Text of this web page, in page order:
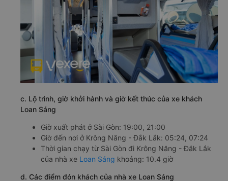
c. Lộ trình, giờ khởi hành và giờ kết thúc của xe khách
Loan Sáng
Giờ xuất phát ở Sài Gòn: 19:00, 21:00
Giờ đến nơi ở Krông Năng - Đắk Lắk: 05:24, 07:24
Thời gian chạy từ Sài Gòn đi Krông Năng - Đắk Lắk
của nhà xe Loan Sáng khoảng: 10.4 giờ
d. Các điểm đón khách của nhà xe Loan Sáng